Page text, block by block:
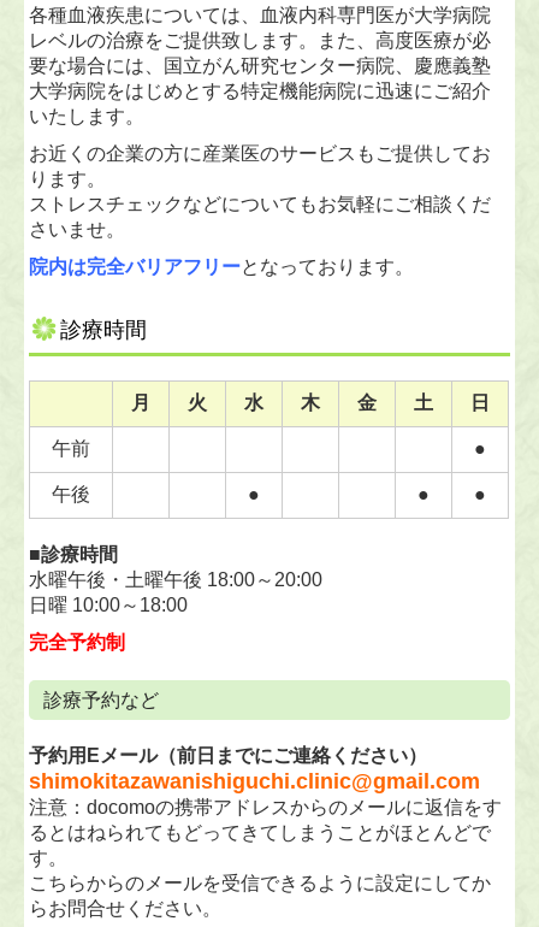
各種血液疾患については、血液内科専門医が大学病院
レベルの治療をご提供致します。また、高度医療が必
要な場合には、国立がん研究センター病院、慶應義塾
大学病院をはじめとする特定機能病院に迅速にご紹介
いたします。
お近くの企業の方に産業医のサービスもご提供してお
ります。
ストレスチェックなどについてもお気軽にご相談くだ
さいませ。
院内は完全バリアフリーとなっております。
診療時間
月 火 水 木 金 土 日
午前 ●
午後 ● ● ●
■診療時間
水曜午後・土曜午後 18:00～20:00
日曜 10:00～18:00
完全予約制
診療予約など
予約用Eメール（前日までにご連絡ください）
shimokitazawanishiguchi.clinic@gmail.com
注意：docomoの携帯アドレスからのメールに返信をす
るとはねられてもどってきてしまうことがほとんどで
す。
こちらからのメールを受信できるように設定にしてか
らお問合せください。